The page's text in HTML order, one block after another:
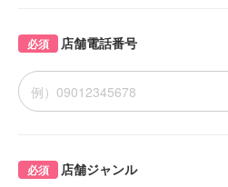
店舗電話番号
必須
店舗ジャンル
必須